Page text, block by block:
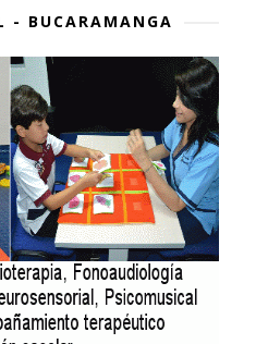
- BUCARAMANGA